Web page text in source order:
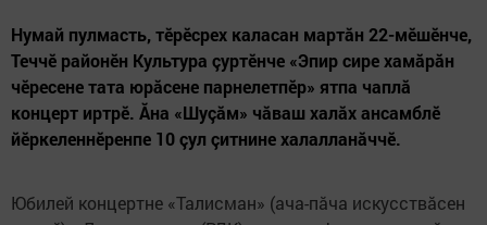
Нумай пулмасть, тӗрӗсрех каласан мартăн 22-мӗшӗнче,
Теччӗ районӗн Культура çуртӗнче «Эпир сире хамăрăн
чӗресене тата юрăсене парнелетпӗр» ятпа чаплă
концерт иртрӗ. Ăна «Шуçăм» чăваш халăх ансамблӗ
йӗркеленнӗренпе 10 çул çитнине халалланăччӗ.
Юбилей концертне «Талисман» (ача-пăча искусствăсен